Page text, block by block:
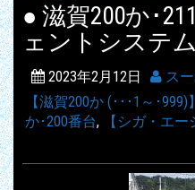
● 滋賀200か･
ェントシステム
2023年2月12日
ス
【滋賀200か (･･･1～･999)】
か･200番台, 【シガ・エー